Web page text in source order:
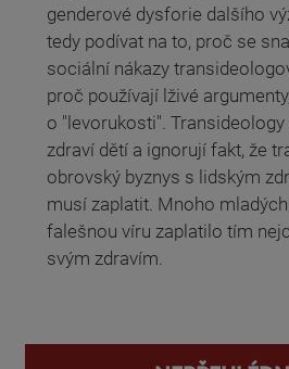
genderové dysforie dalšího
tedy podívat na to, proč se
sociální nákazy
proč používají lživé
o "levorukosti".
zdraví dětí a ignorují fakt, že
obrovský byznys s lidským
musí zaplatit. Mnoho
falešnou víru zaplatilo tím
svým zdravím.